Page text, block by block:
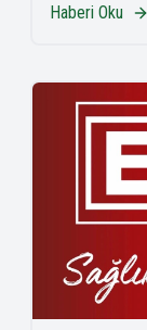
Haberi Oku